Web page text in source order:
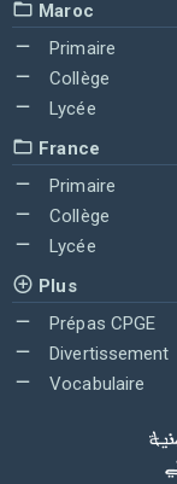
Maroc
Primaire
Collège
Lycée
France
Primaire
Collège
Lycée
Plus
Prépas CPGE
Divertissement
Vocabulaire